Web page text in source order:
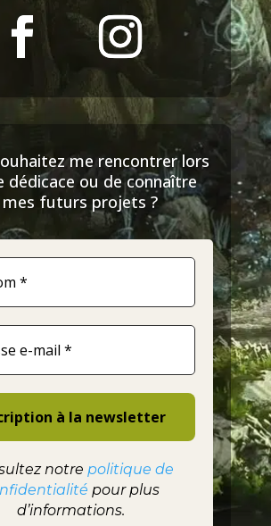
me rencontrer lors
dédicace ou de connaître
mes futurs projets ?
notre politique de
pour plus
d’informations.